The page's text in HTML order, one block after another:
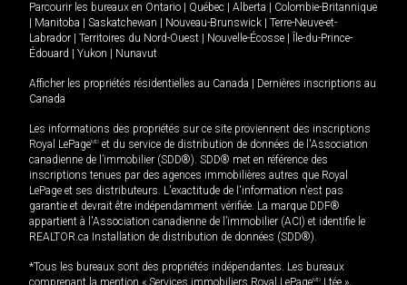
Parcourir les bureaux en Ontario Québec Alberta
Colombie-Britannique
Manitoba Saskatchewan Nouveau-Brunswick
Terre-Neuve-et-
Labrador
Territoires du Nord-Ouest Nouvelle-Écosse
Île-du-Prince-
Édouard
Yukon Nunavut
Afficher les propriétés résidentielles au Canada
Dernières inscriptions au
Canada
Les informations des propriétés sur ce site proviennent des inscriptions
Royal LePageMD et du service de distribution de données de l'Association
canadienne de l’immobilier (SDD®). SDD® met en référence des
inscriptions tenues par des agences immobilières autres que Royal
LePage et ses distributeurs. L'exactitude de l'information n'est pas
garantie et devrait être indépendamment vérifiée. La marque DDF®
appartient à l'Association canadienne de l’immobilier (ACI) et identifie le
REALTOR.ca Installation de distribution de données (SDD®).
*Tous les bureaux sont des propriétés indépendantes. Les bureaux
MD